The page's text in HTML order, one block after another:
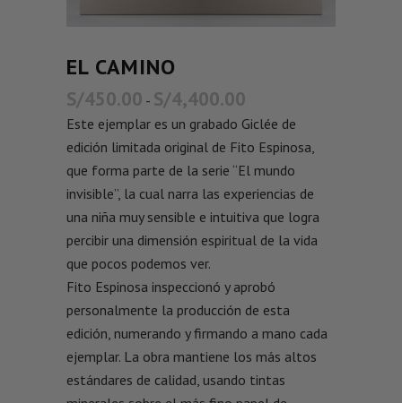
EL CAMINO
S/450.00 - S/4,400.00
Este ejemplar es un grabado Giclée de
edición limitada original de Fito Espinosa,
que forma parte de la serie “El mundo
invisible”, la cual narra las experiencias de
una niña muy sensible e intuitiva que logra
percibir una dimensión espiritual de la vida
que pocos podemos ver.
Fito Espinosa inspeccionó y aprobó
personalmente la producción de esta
edición, numerando y firmando a mano cada
ejemplar. La obra mantiene los más altos
estándares de calidad, usando tintas